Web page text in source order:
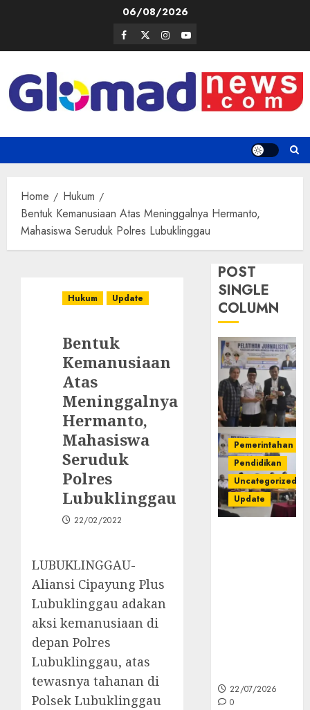
06/08/2026
Facebook
TwitterInstagram
Youtube
Home
Hukum
Bentuk Kemanusiaan Atas Meninggalnya Hermanto,
Mahasiswa Seruduk Polres Lubuklinggau
Hukum Update
Bentuk
Kemanusiaan
Atas
Meninggalnya
Hermanto,
Mahasiswa
Seruduk
Polres
Lubuklinggau
22/02/2022
LUBUKLINGGAU-
Aliansi Cipayung Plus
Lubuklinggau adakan
aksi kemanusiaan di
depan Polres
Lubuklinggau, atas
tewasnya tahanan di
Polsek Lubuklinggau
POST
SINGLE
COLUMN
Pemerintahan
Pendidikan
Uncategorized
Update
22/07/2026
0